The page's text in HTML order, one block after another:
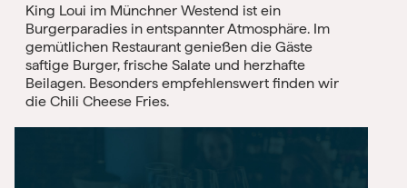
King Loui im Münchner Westend ist ein
Burgerparadies in entspannter Atmosphäre. Im
gemütlichen Restaurant genießen die Gäste
saftige Burger, frische Salate und herzhafte
Beilagen. Besonders empfehlenswert finden wir
die Chili Cheese Fries.